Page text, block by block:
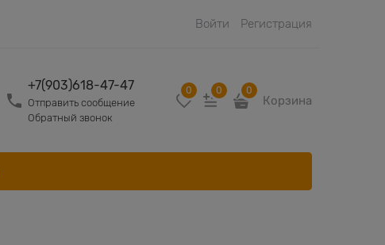
Войти Регистрация
+7(903)618-47-47
Отправить сообщение
Обратный звонок
0 0 0
Корзина